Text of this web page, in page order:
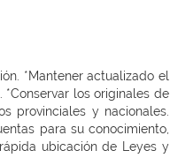
*Mantener actualizado el
los originales de
provinciales y nacionales.
para su conocimiento,
ubicación de Leyes y